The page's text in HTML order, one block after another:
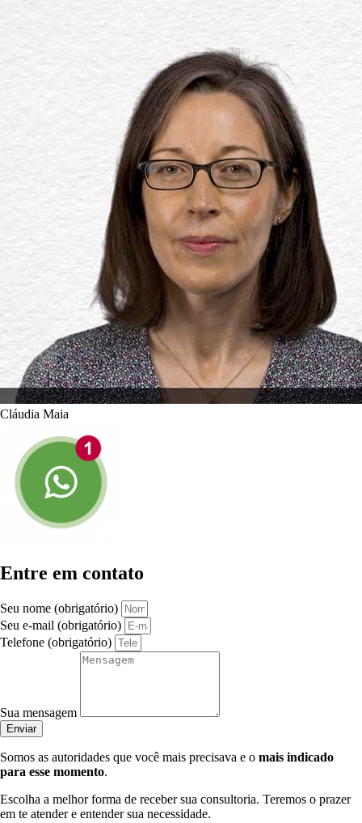
Cláudia Maia
Entre em contato
Seu nome (obrigatório)
Seu e-mail (obrigatório)
Telefone (obrigatório)
Sua mensagem
Enviar
Somos as autoridades que você mais precisava e o mais indicado
para esse momento.
Escolha a melhor forma de receber sua consultoria. Teremos o prazer
em te atender e entender sua necessidade.